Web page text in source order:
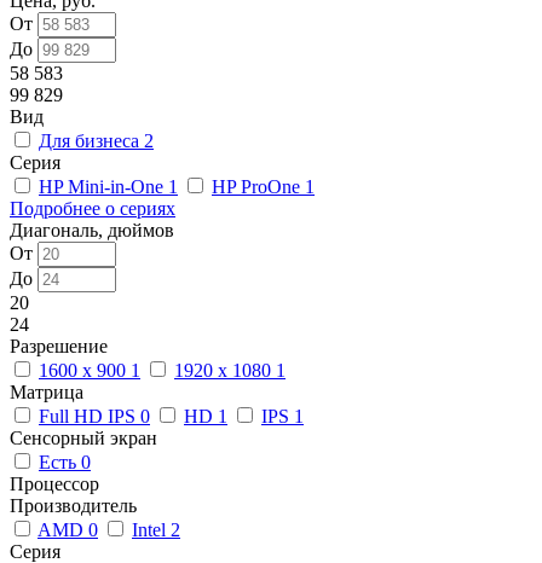
От
До
58 583
99 829
Вид
Для бизнеса 2
Серия
HP Mini-in-One 1 HP ProOne 1
Подробнее о сериях
Диагональ, дюймов
От
До
20
24
Разрешение
1600 x 900 1 1920 x 1080 1
Матрица
Full HD IPS 0 HD 1 IPS 1
Сенсорный экран
Есть 0
Процессор
Производитель
AMD 0 Intel 2
Серия